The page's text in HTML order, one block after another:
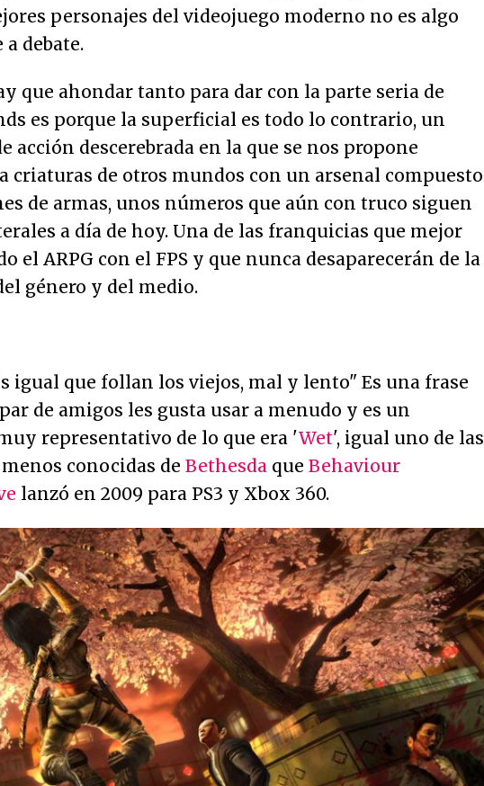
personajes del videojuego moderno no es algo
debate.
que ahondar tanto para dar con la parte seria de
es porque la superficial es todo lo contrario, un
acción descerebrada en la que se nos propone
criaturas de otros mundos con un arsenal compuesto
de armas, unos números que aún con truco siguen
a día de hoy. Una de las franquicias que mejor
el ARPG con el FPS y que nunca desaparecerán de la
género y del medio.
igual que follan los viejos, mal y lento" Es una frase
de amigos les gusta usar a menudo y es un
representativo de lo que era 'Wet', igual uno de las
conocidas de Bethesda que Behaviour
lanzó en 2009 para PS3 y Xbox 360.